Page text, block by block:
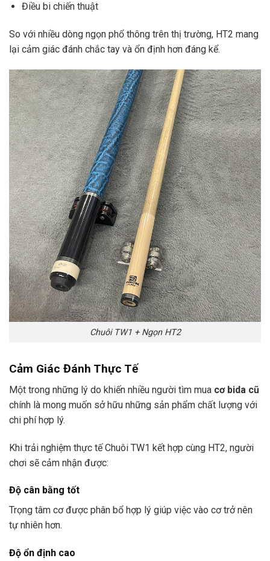
Điều bi chiến thuật
So với nhiều dòng ngọn phổ thông trên thị trường, HT2 mang
lại cảm giác đánh chắc tay và ổn định hơn đáng kể.
Chuôi TW1 + Ngọn HT2
Cảm Giác Đánh Thực Tế
Một trong những lý do khiến nhiều người tìm mua cơ bida cũ
chính là mong muốn sở hữu những sản phẩm chất lượng với
chi phí hợp lý.
Khi trải nghiệm thực tế Chuôi TW1 kết hợp cùng HT2, người
chơi sẽ cảm nhận được:
Độ cân bằng tốt
Trọng tâm cơ được phân bổ hợp lý giúp việc vào cơ trở nên
tự nhiên hơn.
Độ ổn định cao